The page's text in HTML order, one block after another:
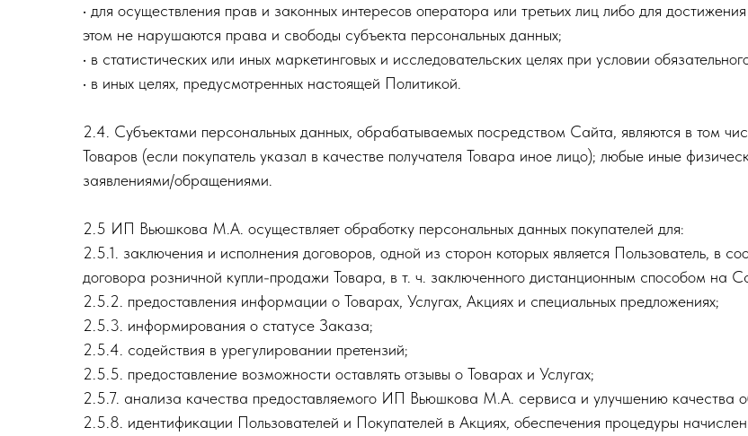
• для осуществления прав и законных интересов оператора или третьих лиц либо для
этом не нарушаются права и свободы субъекта персональных данных;
• в статистических или иных маркетинговых и исследовательских целях при условии
• в иных целях, предусмотренных настоящей Политикой.
2.4. Субъектами персональных данных, обрабатываемых посредством Сайта, являются в том
Товаров (если покупатель указал в качестве получателя Товара иное лицо); любые иные
заявлениями/обращениями.
2.5 ИП Вьюшкова М.А. осуществляет обработку персональных данных покупателей для:
2.5.1. заключения и исполнения договоров, одной из сторон которых является Пользователь, в
договора розничной купли-продажи Товара, в т. ч. заключенного дистанционным способом на
2.5.2. предоставления информации о Товарах, Услугах, Акциях и специальных предложениях;
2.5.3. информирования о статусе Заказа;
2.5.4. содействия в урегулировании претензий;
2.5.5. предоставление возможности оставлять отзывы о Товарах и Услугах;
2.5.7. анализа качества предоставляемого ИП Вьюшкова М.А. сервиса и улучшению
2.5.8. идентификации Пользователей и Покупателей в Акциях, обеспечения процедуры